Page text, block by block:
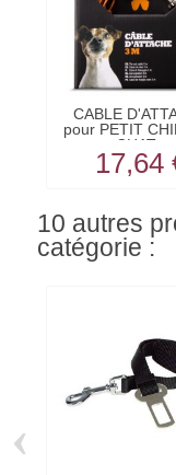
CABLE
pour PETIT
CHAT...
17,64
10 autres
catégorie :
‹